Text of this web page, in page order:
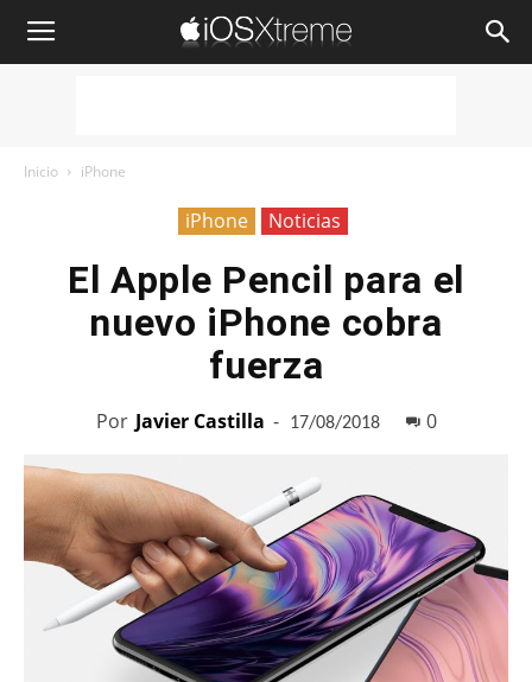
iOSXtreme
Inicio iPhone
iPhone Noticias
El Apple Pencil para el
nuevo iPhone cobra
fuerza
Por Javier Castilla - 17/08/2018 0